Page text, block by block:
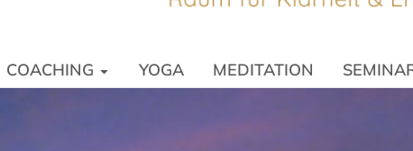
COACHING YOGA MEDITATION